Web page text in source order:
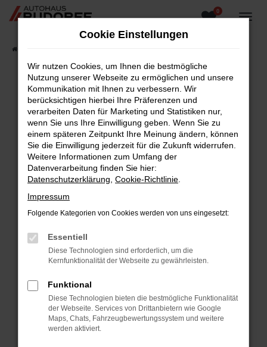
Zum
0
Fehler: Network Error
Beim Laden ist ein Fehler aufgetreten.
Hier sind ein paar Tipps, die dir helfen können:
Überprüfe deine Firewall und deine
Internetverbindung.
Laden andere Webseiten, zum Beispiel deine
Suchmaschine?
Prüfe deine Browsererweiterungen.
Manche Erweiterungen, wie Werbeblocker,
können das Laden bestimmter Seiten
verhindern. Funktioniert die Seite in einem
Fenster?
Starte dein Gerät neu.
Das kann manchmal helfen, vorübergehende
Probleme zu beheben.
Cookie Einstellungen
Wir nutzen Cookies, um Ihnen die bestmögliche
Nutzung unserer Webseite zu ermöglichen und unsere
Kommunikation mit Ihnen zu verbessern. Wir
berücksichtigen hierbei Ihre Präferenzen und
verarbeiten Daten für Marketing und Statistiken nur,
wenn Sie uns Ihre Einwilligung geben. Wenn Sie zu
einem späteren Zeitpunkt Ihre Meinung ändern, können
Sie die Einwilligung jederzeit für die Zukunft widerrufen.
Weitere Informationen zum Umfang der
Datenverarbeitung finden Sie hier:
Datenschutzerklärung Cookie-Richtlinie
Impressum
Folgende Kategorien von Cookies werden von uns eingesetzt:
Essentiell
Diese Technologien sind erforderlich, um die
Kernfunktionalität der Webseite zu gewährleisten.
Funktional
Diese Technologien bieten die bestmögliche Funktionalität
der Webseite. Services von Drittanbietern wie Google
Maps, Chats, Fahrzeugbewertungssystem und weitere
werden aktiviert.